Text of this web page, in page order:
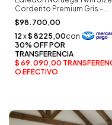
Corderito Premium Gris -
Palette
$98.700,00